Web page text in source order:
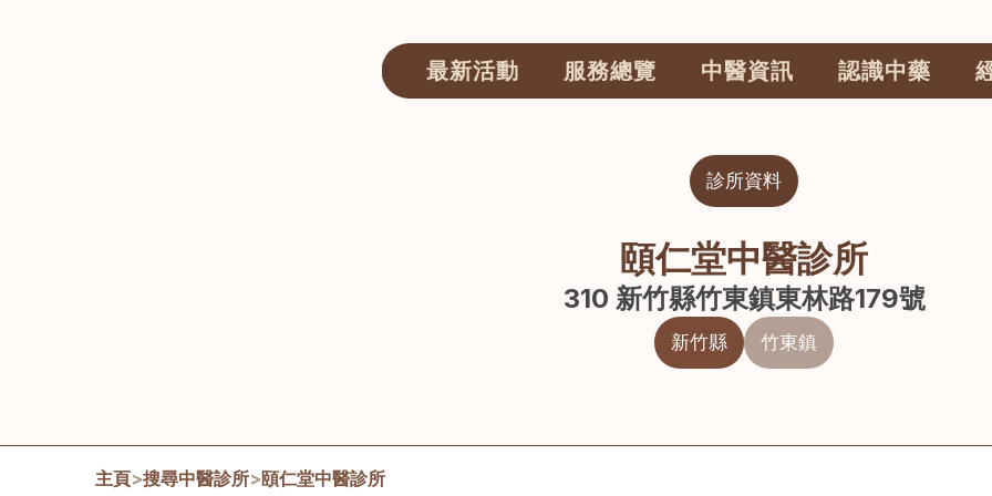
最新活動 服務總覽 中醫資訊 認識中藥
診所資料
頤仁堂中醫診所
310 新竹縣竹東鎮東林路179號
新竹縣 竹東鎮
主頁>搜尋中醫診所>頤仁堂中醫診所